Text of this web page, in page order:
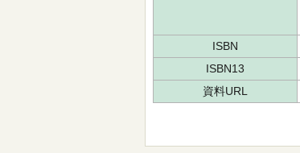
ISBN
ISBN13
資料URL